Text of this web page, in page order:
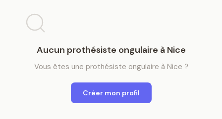
Aucun prothésiste ongulaire à Nice
Vous êtes une prothésiste ongulaire à Nice ?
Créer mon profil